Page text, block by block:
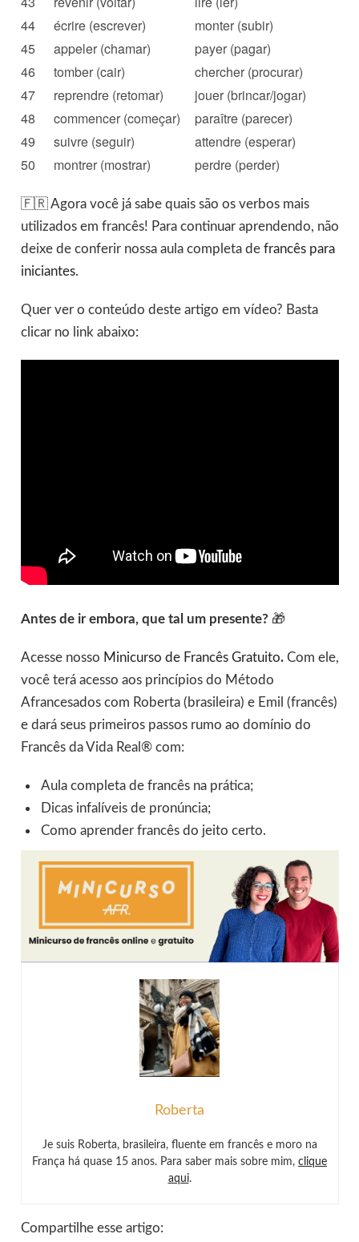
44
écrire (escrever)
monter (subir)
45
appeler (chamar)
payer (pagar)
46
tomber (cair)
chercher (procurar)
47
reprendre (retomar)
jouer (brincar/jogar)
48
commencer (começar)
paraître (parecer)
49
suivre (seguir)
attendre (esperar)
50
montrer (mostrar) perdre (perder)
🇫🇷 Agora você já sabe quais são os verbos mais
utilizados em francês! Para continuar aprendendo, não
deixe de conferir nossa aula completa de francês para
iniciantes.
Quer ver o conteúdo deste artigo em vídeo? Basta
clicar no link abaixo:
Antes de ir embora, que tal um presente? 🎁
Acesse nosso Minicurso de Francês Gratuito. Com ele,
você terá acesso aos princípios do Método
Afrancesados com Roberta (brasileira) e Emil (francês)
e dará seus primeiros passos rumo ao domínio do
Francês da Vida Real® com:
Aula completa de francês na prática;
Dicas infalíveis de pronúncia;
Como aprender francês do jeito certo.
Roberta
Je suis Roberta, brasileira, fluente em francês e moro na
França há quase 15 anos. Para saber mais sobre mim, clique
aqui.
Compartilhe esse artigo: